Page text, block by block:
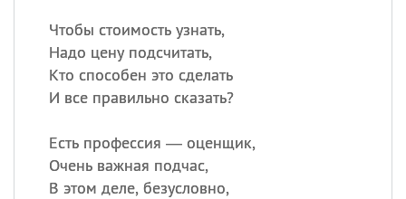
Чтобы стоимость узнать,
Надо цену подсчитать,
Кто способен это сделать
И все правильно сказать?
Есть профессия — оценщик,
Очень важная подчас,
В этом деле, безусловно,